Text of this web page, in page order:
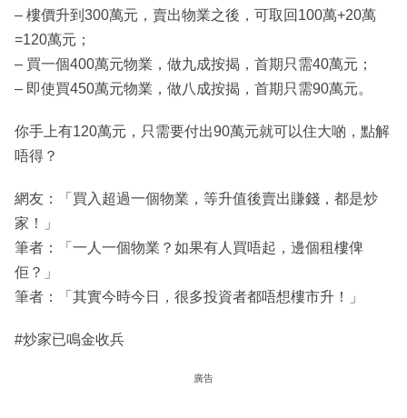
– 樓價升到300萬元，賣出物業之後，可取回100萬+20萬
=120萬元；
– 買一個400萬元物業，做九成按揭，首期只需40萬元；
– 即使買450萬元物業，做八成按揭，首期只需90萬元。
你手上有120萬元，只需要付出90萬元就可以住大啲，點解
唔得？
網友：「買入超過一個物業，等升值後賣出賺錢，都是炒
家！」
筆者：「一人一個物業？如果有人買唔起，邊個租樓俾
佢？」
筆者：「其實今時今日，很多投資者都唔想樓市升！」
#炒家已鳴金收兵
廣告